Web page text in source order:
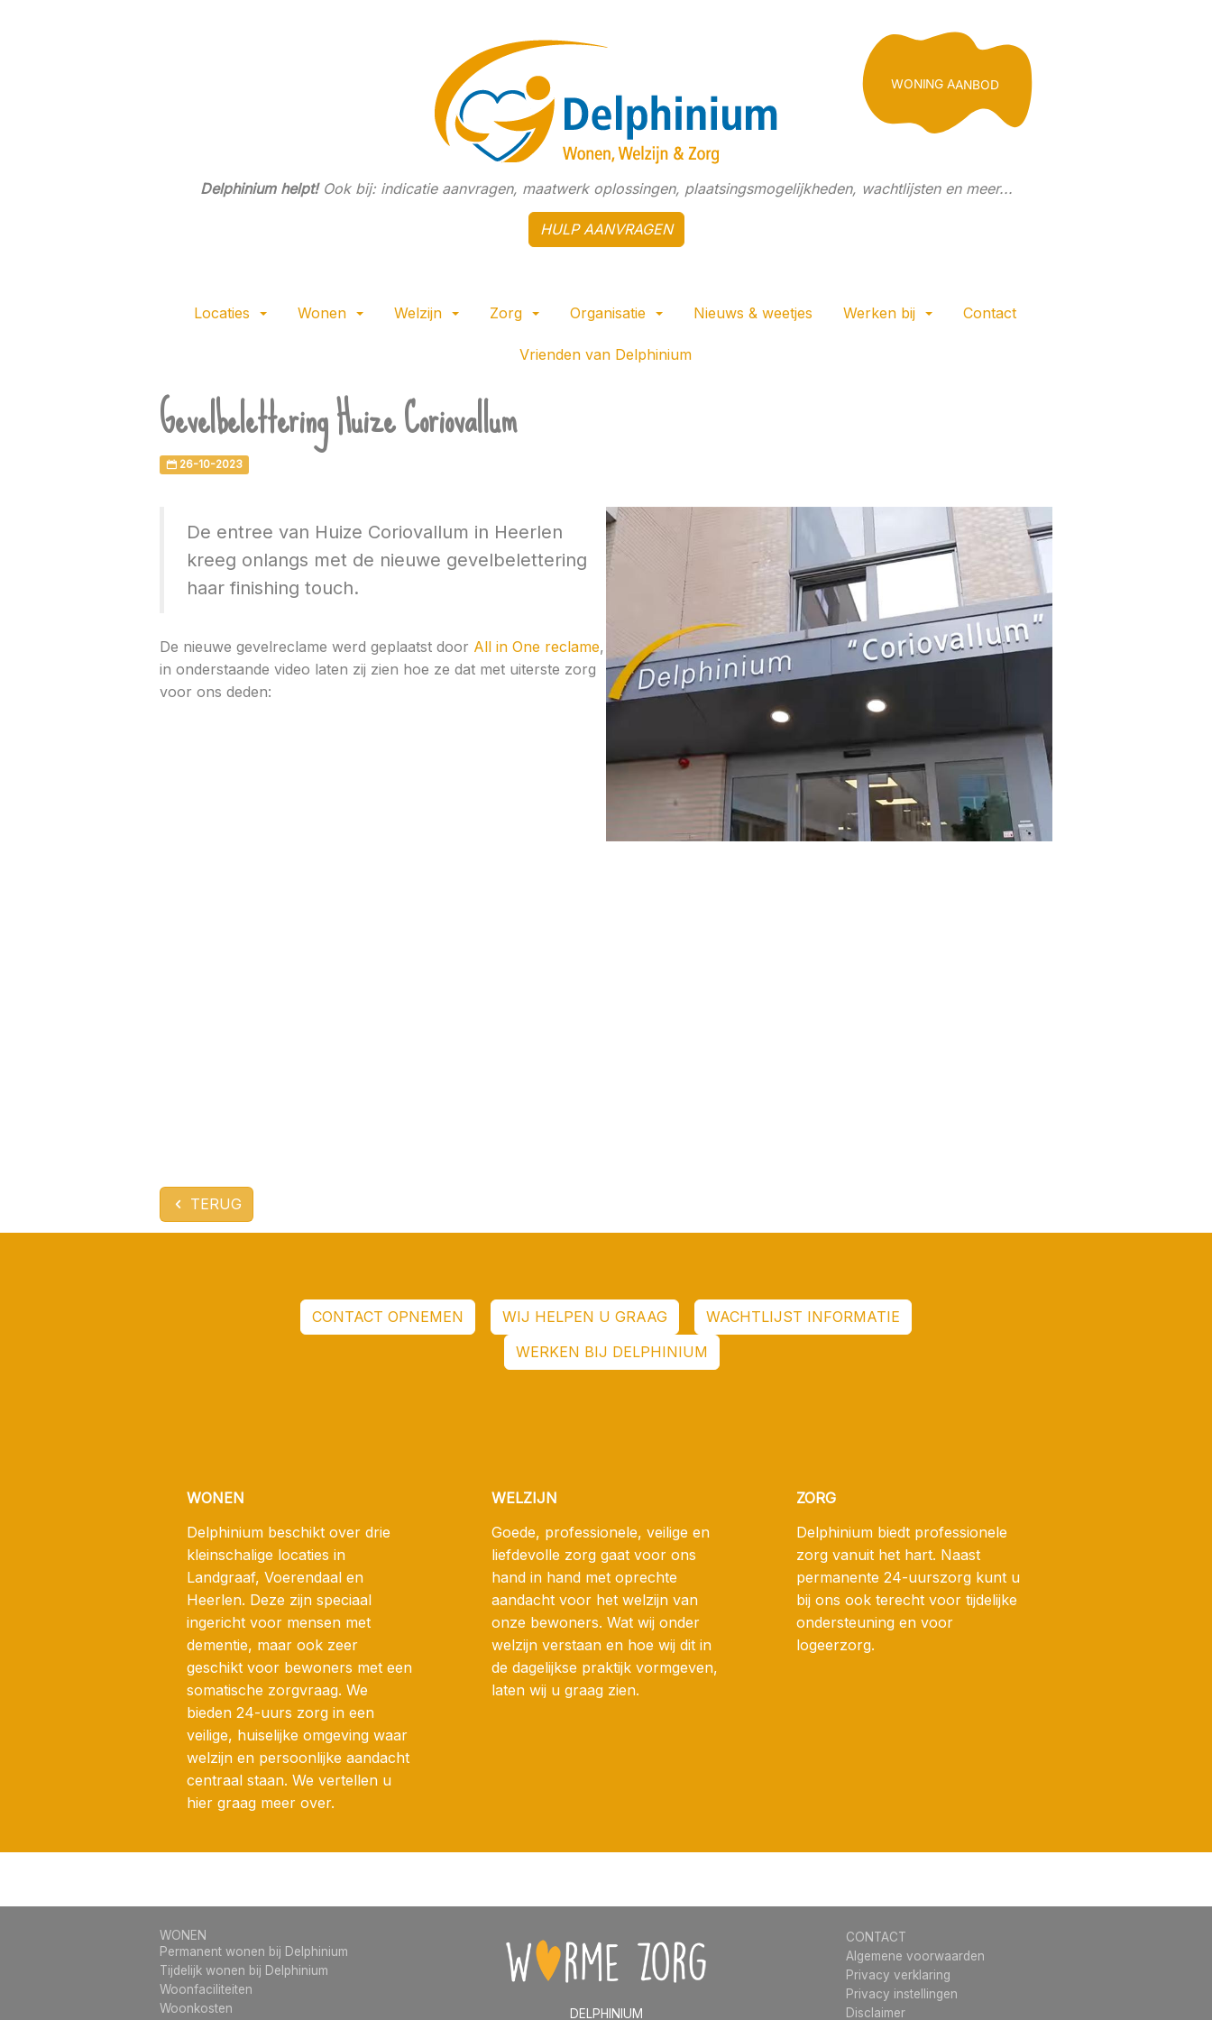
WONING AANBOD
Delphinium helpt! Ook bij: indicatie aanvragen, maatwerk oplossingen, plaatsingsmogelijkheden, wachtlijsten en meer...
HULP AANVRAGEN
Locaties Wonen Welzijn Zorg Organisatie Nieuws & weetjes Werken bij Contact
Vrienden van Delphinium
Gevelbelettering Huize Coriovallum
26-10-2023
De entree van Huize Coriovallum in Heerlen
kreeg onlangs met de nieuwe gevelbelettering
haar finishing touch.
De nieuwe gevelreclame werd geplaatst door All in One reclame,
in onderstaande video laten zij zien hoe ze dat met uiterste zorg
voor ons deden:
TERUG
CONTACT OPNEMEN WIJ HELPEN U GRAAG
WACHTLIJST INFORMATIE
WERKEN BIJ DELPHINIUM
WONEN
Delphinium beschikt over drie
kleinschalige locaties in
Landgraaf, Voerendaal en
Heerlen. Deze zijn speciaal
ingericht voor mensen met
dementie, maar ook zeer
geschikt voor bewoners met een
somatische zorgvraag. We
bieden 24-uurs zorg in een
veilige, huiselijke omgeving waar
welzijn en persoonlijke aandacht
centraal staan. We vertellen u
hier graag meer over.
WELZIJN
Goede, professionele, veilige en
liefdevolle zorg gaat voor ons
hand in hand met oprechte
aandacht voor het welzijn van
onze bewoners. Wat wij onder
welzijn verstaan en hoe wij dit in
de dagelijkse praktijk vormgeven,
laten wij u graag zien.
ZORG
Delphinium biedt professionele
zorg vanuit het hart. Naast
permanente 24-uurszorg kunt u
bij ons ook terecht voor tijdelijke
ondersteuning en voor
logeerzorg.
WONEN
Permanent wonen bij Delphinium
Tijdelijk wonen bij Delphinium
Woonfaciliteiten
Woonkosten
DELPHINIUM
CONTACT
Algemene voorwaarden
Privacy verklaring
Privacy instellingen
Disclaimer